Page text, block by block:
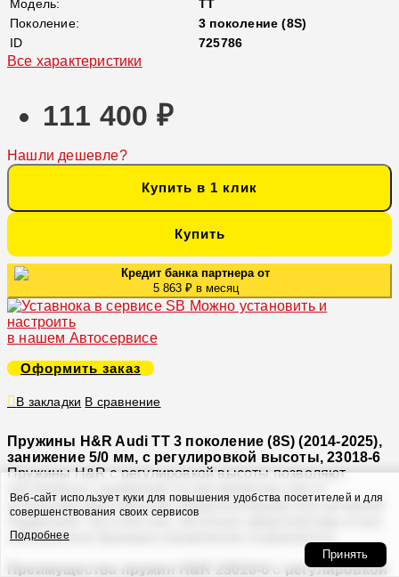
Модель:
TT
Поколение:
3 поколение (8S)
ID
725786
Все характеристики
111 400 ₽
Нашли дешевле?
Купить в 1 клик
Купить
Кредит банка партнера от
5 863 ₽ в месяц
Можно установить и
настроить
в нашем Автосервисе
Оформить заказ
В закладки В сравнение
Пружины H&R Audi TT 3 поколение (8S) (2014-2025),
занижение 5/0 мм, с регулировкой высоты, 23018-6
Пружины H&R с регулировкой высоты позволяют
настраивать занижение на автомобилях как со
штатными адаптивными амортизаторами или активной
подвеской, так и без них. Штатные амортизаторы и все
электронные функции управления сохраняются.
Преимущества пружин H&R 23018-6 с регулировкой
Веб-сайт использует куки для повышения удобства посетителей и для
совершенствования своих сервисов
Подробнее
Принять